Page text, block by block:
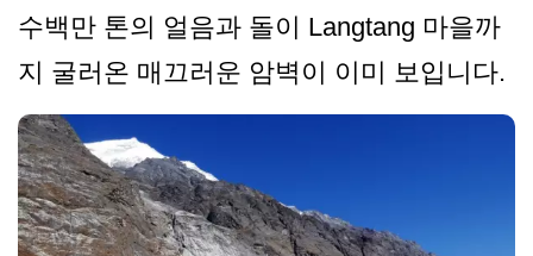
수백만 톤의 얼음과 돌이 Langtang 마을까
지 굴러온 매끄러운 암벽이 이미 보입니다.